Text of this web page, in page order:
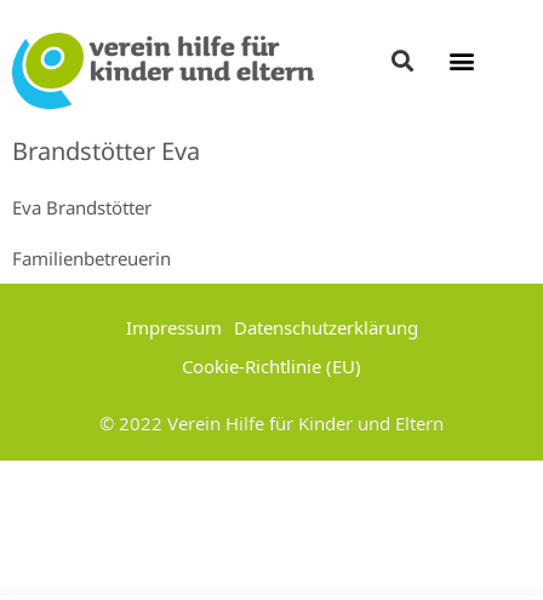
Brandstötter Eva
Eva Brandstötter
Familienbetreuerin
Impressum Datenschutzerklärung
Cookie-Richtlinie (EU)
© 2022 Verein Hilfe für Kinder und Eltern